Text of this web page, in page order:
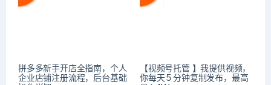
拼多多新手开店全指南，个人
企业店铺注册流程，后台基础
【视频号托管 】我提供视频，
你每天５分钟复制发布，最高